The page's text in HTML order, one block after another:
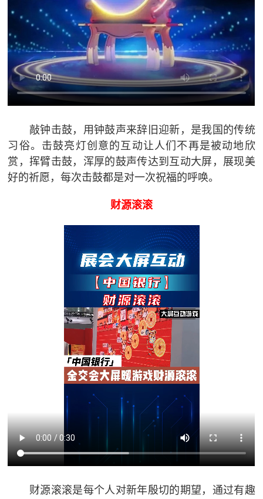
敲钟击鼓，用钟鼓声来辞旧迎新，是我国的传统
习俗。击鼓亮灯创意的互动让人们不再是被动地欣
赏，挥臂击鼓，浑厚的鼓声传达到互动大屏，展现美
好的祈愿，每次击鼓都是对一次祝福的呼唤。
财源滚滚
财源滚滚是每个人对新年殷切的期望，通过有趣